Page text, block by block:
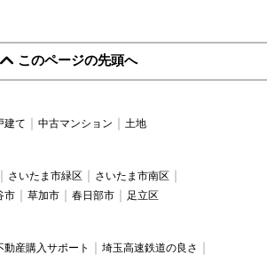
このページの先頭へ
建て 中古マンション 土地
さいたま市緑区
さいたま市南区
市 草加市 春日部市 足立区
動産購入サポート
埼玉高速鉄道の良さ